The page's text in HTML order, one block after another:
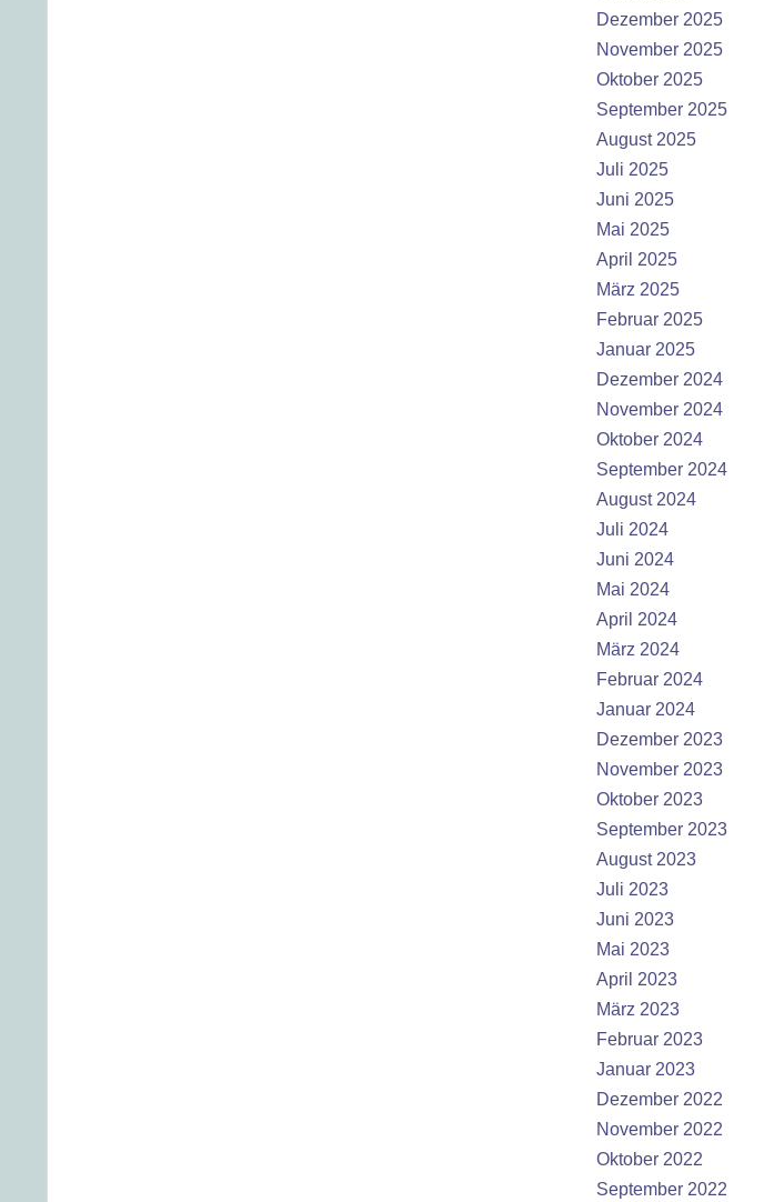
Dezember 2025
November 2025
Oktober 2025
September 2025
August 2025
Juli 2025
Juni 2025
Mai 2025
April 2025
März 2025
Februar 2025
Januar 2025
Dezember 2024
November 2024
Oktober 2024
September 2024
August 2024
Juli 2024
Juni 2024
Mai 2024
April 2024
März 2024
Februar 2024
Januar 2024
Dezember 2023
November 2023
Oktober 2023
September 2023
August 2023
Juli 2023
Juni 2023
Mai 2023
April 2023
März 2023
Februar 2023
Januar 2023
Dezember 2022
November 2022
Oktober 2022
September 2022